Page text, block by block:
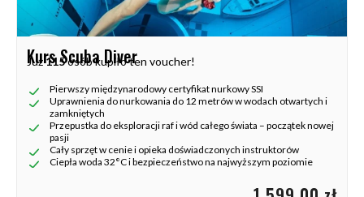
Kurs Scuba Diver
Już115osób kupiło ten voucher!
Pierwszy międzynarodowy certyfikat nurkowy SSI
Uprawnienia do nurkowania do 12 metrów w wodach otwartych i
zamkniętych
Przepustka do eksploracji raf i wód całego świata – początek nowej
pasji
Cały sprzęt w cenie i opieka doświadczonych instruktorów
Ciepła woda 32°C i bezpieczeństwo na najwyższym poziomie